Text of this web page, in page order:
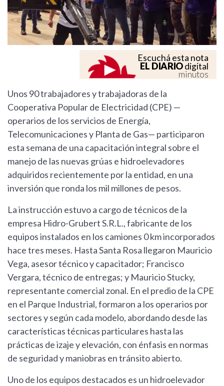
Escuchá esta nota
EL DIARIOdigital
minutos
Unos 90 trabajadores y trabajadoras de la
Cooperativa Popular de Electricidad (CPE) —
operarios de los servicios de Energía,
Telecomunicaciones y Planta de Gas— participaron
esta semana de una capacitación integral sobre el
manejo de las nuevas grúas e hidroelevadores
adquiridos recientemente por la entidad, en una
inversión que ronda los mil millones de pesos.
La instrucción estuvo a cargo de técnicos de la
empresa Hidro-Grubert S.R.L., fabricante de los
equipos instalados en los camiones 0 km incorporados
hace tres meses. Hasta Santa Rosa llegaron Mauricio
Vega, asesor técnico y capacitador; Francisco
Vergara, técnico de entregas; y Mauricio Stucky,
representante comercial zonal. En el predio de la CPE
en el Parque Industrial, formaron a los operarios por
sectores y según cada modelo, abordando desde las
características técnicas particulares hasta las
prácticas de izaje y elevación, con énfasis en normas
de seguridad y maniobras en tránsito abierto.
Uno de los equipos destacados es un hidroelevador